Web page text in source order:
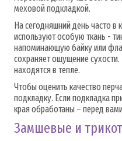
меховой подкладкой.
На сегодняшний день часто в
используют особую ткань -
напоминающую байку или
сохраняет ощущение
находятся в тепле.
Чтобы оценить качество
подкладку. Если подкладка
края обработаны – перед
Замшевые и